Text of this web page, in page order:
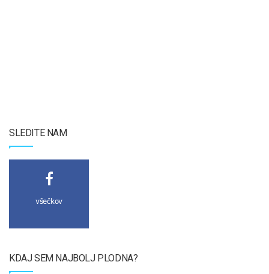
SLEDITE NAM
všečkov
KDAJ SEM NAJBOLJ PLODNA?